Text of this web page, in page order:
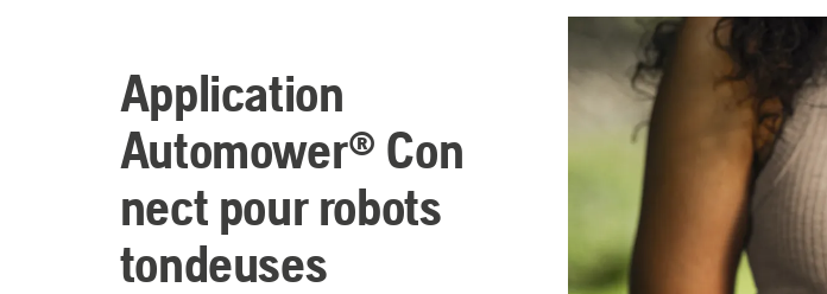
Application
Automower® Con
nect pour robots
tondeuses